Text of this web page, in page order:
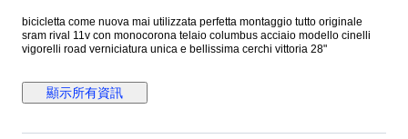
bicicletta come nuova mai utilizzata perfetta montaggio tutto originale
sram rival 11v con monocorona telaio columbus acciaio modello cinelli
vigorelli road verniciatura unica e bellissima cerchi vittoria 28"
顯示所有資訊